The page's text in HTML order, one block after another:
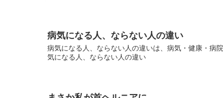
病気になる人、ならない人の違い
病気になる人、ならない人の違いは、病気・健康・病
気になる人、ならない人の違い